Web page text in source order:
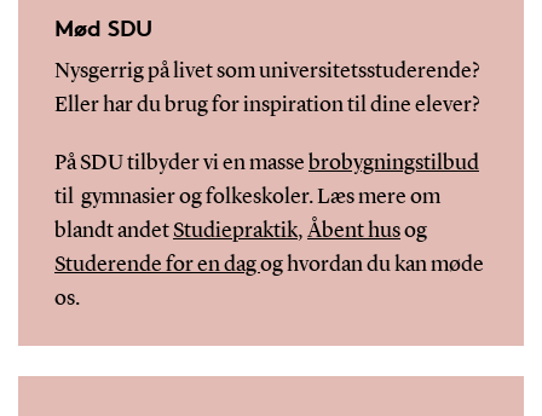
Mød SDU
Nysgerrig på livet som universitetsstuderende?
Eller har du brug for inspiration til dine elever?
På SDU tilbyder vi en masse brobygningstilbud
til gymnasier og folkeskoler. Læs mere om
blandt andetStudiepraktik, Åbent husog
Studerende for en dagog hvordan du kan møde
os.